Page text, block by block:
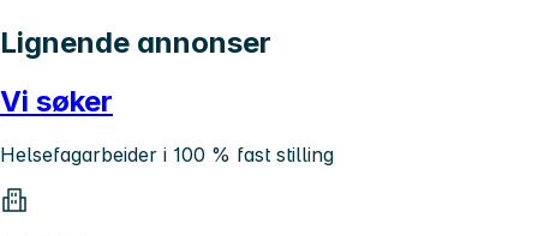
Lignende annonser
Vi søker
Helsefagarbeider i 100 % fast stilling